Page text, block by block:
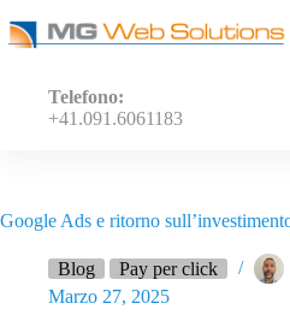
al
contenuto
Telefono:
+41.091.6061183
Google Ads e ritorno
Blog Pay per click
Marzo 27, 2025